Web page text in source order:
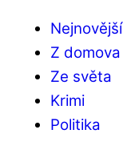
Nejnovější
Z domova
Ze světa
Krimi
Politika